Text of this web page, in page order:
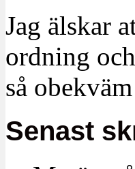
Jag älskar
ordning
så
Senast